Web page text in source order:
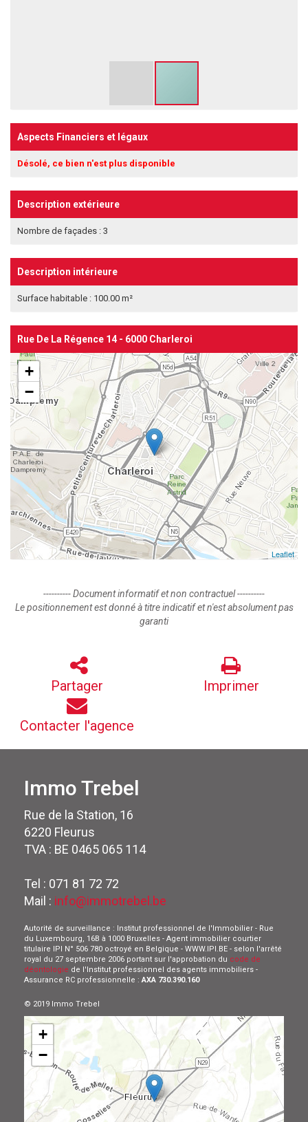
Aspects Financiers et légaux
Désolé, ce bien n'est plus disponible
Description extérieure
Nombre de façades : 3
Description intérieure
Surface habitable : 100.00 m²
Rue De La Régence 14 - 6000 Charleroi
+
−
Leaflet
---------- Document informatif et non contractuel ----------
Le positionnement est donné à titre indicatif et n'est absolument pas
garanti
Partager Imprimer
Contacter l'agence
Immo Trebel
Rue de la Station, 16
6220 Fleurus
TVA : BE 0465 065 114
Tel : 071 81 72 72
Mail : info@immotrebel.be
Autorité de surveillance : Institut professionnel de l'Immobilier - Rue
du Luxembourg, 16B à 1000 Bruxelles - Agent immobilier courtier
titulaire IPI N° 506 780 octroyé en Belgique - WWW.IPI.BE - selon l'arrêté
royal du 27 septembre 2006 portant sur l'approbation du code de
déontologie de l'Institut professionnel des agents immobiliers -
Assurance RC professionnelle :AXA 730.390.160
© 2019 Immo Trebel
+
−